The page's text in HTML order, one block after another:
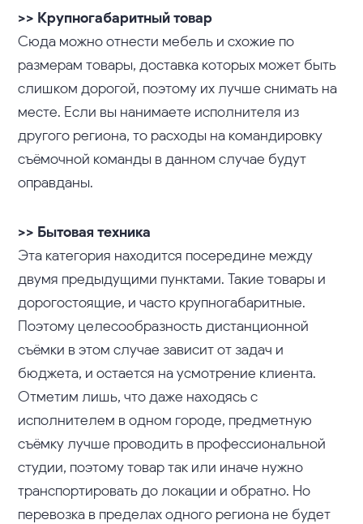
>> Крупногабаритный товар
Сюда можно отнести мебель и схожие по
размерам товары, доставка которых может быть
слишком дорогой, поэтому их лучше снимать на
месте. Если вы нанимаете исполнителя из
другого региона, то расходы на командировку
съёмочной команды в данном случае будут
оправданы.
>> Бытовая техника
Эта категория находится посередине между
двумя предыдущими пунктами. Такие товары и
дорогостоящие, и часто крупногабаритные.
Поэтому целесообразность дистанционной
съёмки в этом случае зависит от задач и
бюджета, и остается на усмотрение клиента.
Отметим лишь, что даже находясь с
исполнителем в одном городе, предметную
съёмку лучше проводить в профессиональной
студии, поэтому товар так или иначе нужно
транспортировать до локации и обратно. Но
перевозка в пределах одного региона не будет